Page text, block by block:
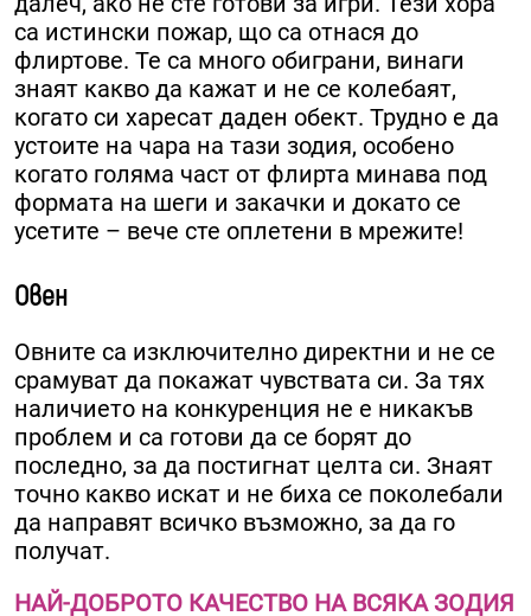
са истински пожар, що са отнася до
флиртове. Те са много обиграни, винаги
знаят какво да кажат и не се колебаят,
когато си харесат даден обект. Трудно е да
устоите на чара на тази зодия, особено
когато голяма част от флирта минава под
формата на шеги и закачки и докато се
усетите – вече сте оплетени в мрежите!
Овен
Овните са изключително директни и не се
срамуват да покажат чувствата си. За тях
наличието на конкуренция не е никакъв
проблем и са готови да се борят до
последно, за да постигнат целта си. Знаят
точно какво искат и не биха се поколебали
да направят всичко възможно, за да го
получат.
НАЙ-ДОБРОТО КАЧЕСТВО НА ВСЯКА ЗОДИЯ